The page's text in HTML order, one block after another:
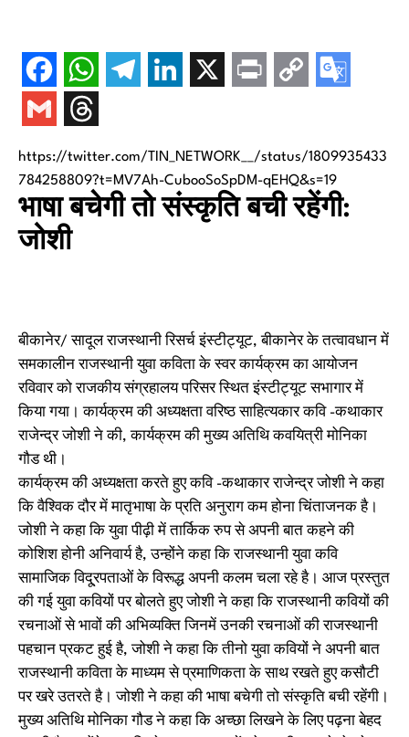
https://twitter.com/TIN_NETWORK__/status/1809935433
784258809?t=MV7Ah-CubooSoSpDM-qEHQ&s=19
भाषा बचेगी तो संस्कृति बची रहेंगी:
जोशी
बीकानेर/ सादूल राजस्थानी रिसर्च इंस्टीट्यूट, बीकानेर के तत्वावधान में
समकालीन राजस्थानी युवा कविता के स्वर कार्यक्रम का आयोजन
रविवार को राजकीय संग्रहालय परिसर स्थित इंस्टीट्यूट सभागार में
किया गया। कार्यक्रम की अध्यक्षता वरिष्ठ साहित्यकार कवि -कथाकार
राजेन्द्र जोशी ने की, कार्यक्रम की मुख्य अतिथि कवयित्री मोनिका
गौड थी।
कार्यक्रम की अध्यक्षता करते हुए कवि -कथाकार राजेन्द्र जोशी ने कहा
कि वैश्विक दौर में मातृभाषा के प्रति अनुराग कम होना चिंताजनक है।
जोशी ने कहा कि युवा पीढ़ी में तार्किक रुप से अपनी बात कहने की
कोशिश होनी अनिवार्य है, उन्होंने कहा कि राजस्थानी युवा कवि
सामाजिक विदू्रपताओं के विरूद्ध अपनी कलम चला रहे है। आज प्रस्तुत
की गई युवा कवियों पर बोलते हुए जोशी ने कहा कि राजस्थानी कवियों की
रचनाओं से भावों की अभिव्यक्ति जिनमें उनकी रचनाओं की राजस्थानी
पहचान प्रकट हुई है, जोशी ने कहा कि तीनो युवा कवियों ने अपनी बात
राजस्थानी कविता के माध्यम से प्रमाणिकता के साथ रखते हुए कसौटी
पर खरे उतरते है। जोशी ने कहा की भाषा बचेगी तो संस्कृति बची रहेंगी।
मुख्य अतिथि मोनिका गौड ने कहा कि अच्छा लिखने के लिए पढ़ना बेहद